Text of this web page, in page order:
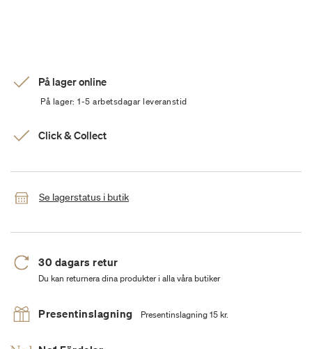
På lager online
På lager: 1-5 arbetsdagar leveranstid
Click & Collect
Se lagerstatus i butik
30 dagars retur
Du kan returnera dina produkter i alla våra butiker
Presentinslagning Presentinslagning 15 kr.